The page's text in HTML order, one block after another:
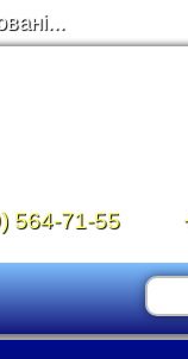
564-71-55